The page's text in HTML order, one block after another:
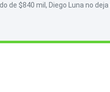
de $840 mil, Diego Luna no